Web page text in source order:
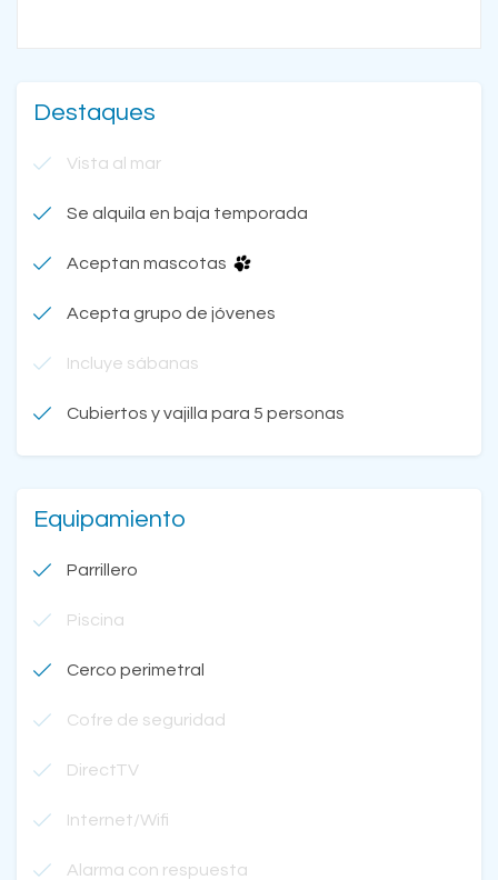
Destaques
Vista al mar
Se alquila en baja temporada
Aceptan mascotas
Acepta grupo de jóvenes
Incluye sábanas
Cubiertos y vajilla para 5 personas
Equipamiento
Parrillero
Piscina
Cerco perimetral
Cofre de seguridad
DirectTV
Internet/Wifi
Alarma con respuesta